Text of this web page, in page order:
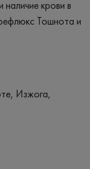
наличие крови в
Тошнота и
Изжога,